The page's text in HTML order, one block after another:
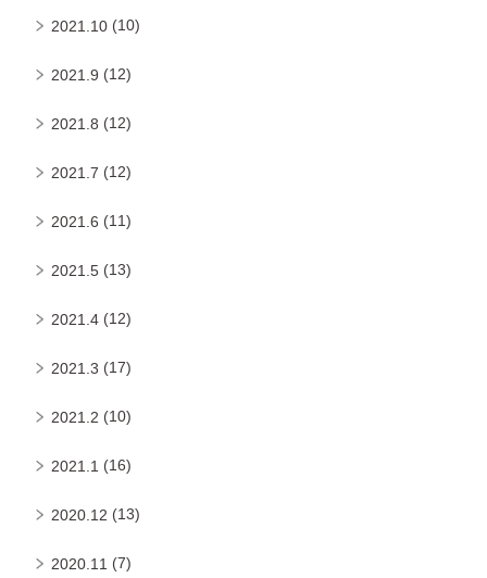
2021.10 (10)
2021.9 (12)
2021.8 (12)
2021.7 (12)
2021.6 (11)
2021.5 (13)
2021.4 (12)
2021.3 (17)
2021.2 (10)
2021.1 (16)
2020.12 (13)
2020.11 (7)